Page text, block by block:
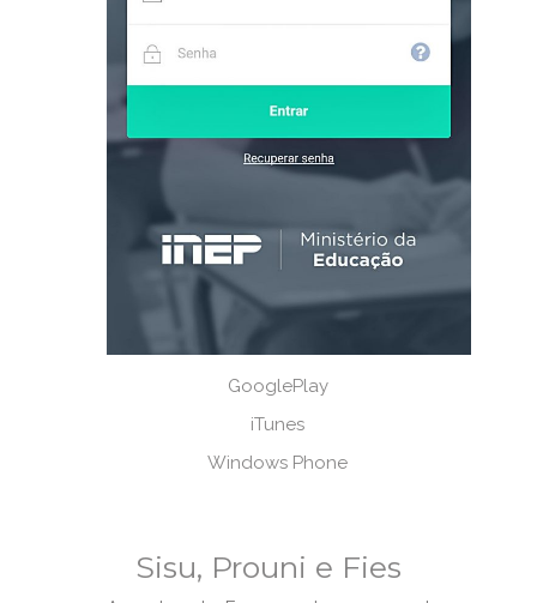
GooglePlay
iTunes
Windows Phone
Sisu, Prouni e Fies